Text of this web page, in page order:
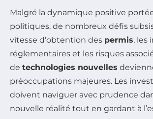
Malgré la dynamique positive
politiques, de nombreux défis
vitesse d’obtention des permis, les
réglementaires et les risques
de technologies nouvelles
préoccupations majeures. Les
doivent naviguer avec prudence
nouvelle réalité tout en gardant à